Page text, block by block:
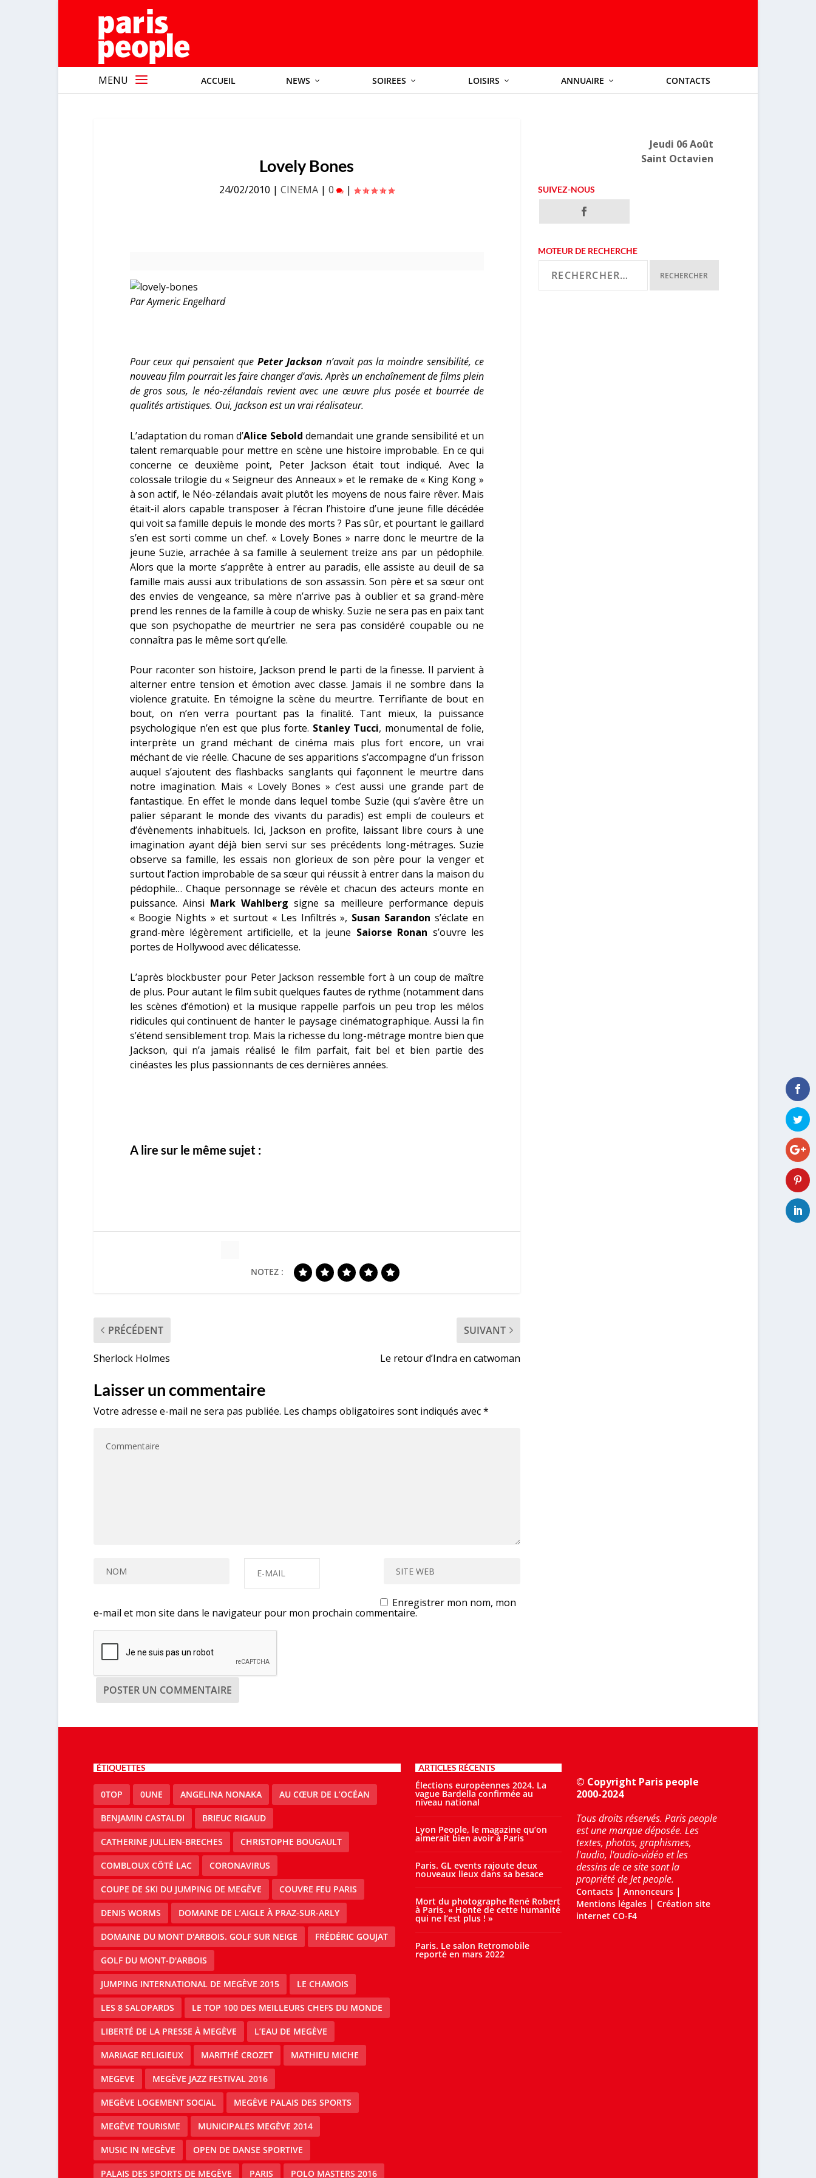
MENU ACCUEIL NEWS SOIREES LOISIRS ANNUAIRE CONTACTS
Lovely Bones
24/02/2010 |CINEMA |0 |
Par Aymeric Engelhard
Pour ceux qui pensaient que Peter Jackson n’avait pas la moindre sensibilité, ce
nouveau film pourrait les faire changer d’avis. Après un enchaînement de films plein
de gros sous, le néo-zélandais revient avec une œuvre plus posée et bourrée de
qualités artistiques. Oui, Jackson est un vrai réalisateur.
L’adaptation du roman d’Alice Sebold demandait une grande sensibilité et un
talent remarquable pour mettre en scène une histoire improbable. En ce qui
concerne ce deuxième point, Peter Jackson était tout indiqué. Avec la
colossale trilogie du « Seigneur des Anneaux » et le remake de « King Kong »
à son actif, le Néo-zélandais avait plutôt les moyens de nous faire rêver. Mais
était-il alors capable transposer à l’écran l’histoire d’une jeune fille décédée
qui voit sa famille depuis le monde des morts ? Pas sûr, et pourtant le gaillard
s’en est sorti comme un chef. « Lovely Bones » narre donc le meurtre de la
jeune Suzie, arrachée à sa famille à seulement treize ans par un pédophile.
Alors que la morte s’apprête à entrer au paradis, elle assiste au deuil de sa
famille mais aussi aux tribulations de son assassin. Son père et sa sœur ont
des envies de vengeance, sa mère n’arrive pas à oublier et sa grand-mère
prend les rennes de la famille à coup de whisky. Suzie ne sera pas en paix tant
que son psychopathe de meurtrier ne sera pas considéré coupable ou ne
connaîtra pas le même sort qu’elle.
Pour raconter son histoire, Jackson prend le parti de la finesse. Il parvient à
alterner entre tension et émotion avec classe. Jamais il ne sombre dans la
violence gratuite. En témoigne la scène du meurtre. Terrifiante de bout en
bout, on n’en verra pourtant pas la finalité. Tant mieux, la puissance
psychologique n’en est que plus forte. Stanley Tucci, monumental de folie,
interprète un grand méchant de cinéma mais plus fort encore, un vrai
méchant de vie réelle. Chacune de ses apparitions s’accompagne d’un frisson
auquel s’ajoutent des flashbacks sanglants qui façonnent le meurtre dans
notre imagination. Mais « Lovely Bones » c’est aussi une grande part de
fantastique. En effet le monde dans lequel tombe Suzie (qui s’avère être un
palier séparant le monde des vivants du paradis) est empli de couleurs et
d’évènements inhabituels. Ici, Jackson en profite, laissant libre cours à une
imagination ayant déjà bien servi sur ses précédents long-métrages. Suzie
observe sa famille, les essais non glorieux de son père pour la venger et
surtout l’action improbable de sa sœur qui réussit à entrer dans la maison du
pédophile… Chaque personnage se révèle et chacun des acteurs monte en
puissance. Ainsi Mark Wahlberg signe sa meilleure performance depuis
« Boogie Nights » et surtout « Les Infiltrés », Susan Sarandon s’éclate en
grand-mère légèrement artificielle, et la jeune Saiorse Ronan s’ouvre les
portes de Hollywood avec délicatesse.
L’après blockbuster pour Peter Jackson ressemble fort à un coup de maître
de plus. Pour autant le film subit quelques fautes de rythme (notamment dans
les scènes d’émotion) et la musique rappelle parfois un peu trop les mélos
ridicules qui continuent de hanter le paysage cinématographique. Aussi la fin
s’étend sensiblement trop. Mais la richesse du long-métrage montre bien que
Jackson, qui n’a jamais réalisé le film parfait, fait bel et bien partie des
cinéastes les plus passionnants de ces dernières années.
A lire sur le même sujet :
NOTEZ :
PRÉCÉDENT
Sherlock Holmes
SUIVANT
Le retour d’Indra en catwoman
Laisser un commentaire
Votre adresse e-mail ne sera pas publiée. Les champs obligatoires sont indiqués avec*
Enregistrer mon nom, mon
e-mail et mon site dans le navigateur pour mon prochain commentaire.
Jeudi 06 Août
Saint Octavien
SUIVEZ-NOUS
MOTEUR DE RECHERCHE
ÉTIQUETTES
0TOP 0UNE ANGELINA NONAKA AU CŒUR DE L’OCÉAN
BENJAMIN CASTALDI BRIEUC RIGAUD
CATHERINE JULLIEN-BRECHES CHRISTOPHE BOUGAULT
COMBLOUX CÔTÉ LAC CORONAVIRUS
COUPE DE SKI DU JUMPING DE MEGÈVE COUVRE FEU PARIS
DENIS WORMS DOMAINE DE L’AIGLE À PRAZ-SUR-ARLY
DOMAINE DU MONT D'ARBOIS. GOLF SUR NEIGE FRÉDÉRIC GOUJAT
GOLF DU MONT-D'ARBOIS
JUMPING INTERNATIONAL DE MEGÈVE 2015 LE CHAMOIS
LES 8 SALOPARDS LE TOP 100 DES MEILLEURS CHEFS DU MONDE
LIBERTÉ DE LA PRESSE À MEGÈVE L’EAU DE MEGÈVE
MARIAGE RELIGIEUX MARITHÉ CROZET MATHIEU MICHE
MEGEVE MEGÈVE JAZZ FESTIVAL 2016
MEGÈVE LOGEMENT SOCIAL MEGÈVE PALAIS DES SPORTS
MEGÈVE TOURISME MUNICIPALES MEGÈVE 2014
MUSIC IN MEGÈVE OPEN DE DANSE SPORTIVE
PALAIS DES SPORTS DE MEGÈVE PARIS POLO MASTERS 2016
ARTICLES RÉCENTS
Élections européennes 2024. La
vague Bardella confirmée au
niveau national
Lyon People, le magazine qu’on
aimerait bien avoir à Paris
Paris. GL events rajoute deux
nouveaux lieux dans sa besace
Mort du photographe René Robert
à Paris. « Honte de cette humanité
qui ne l’est plus ! »
Paris. Le salon Retromobile
reporté en mars 2022
© Copyright Paris people
2000-2024
Tous droits réservés. Paris people
est une marque déposée. Les
textes, photos, graphismes,
l'audio, l'audio-vidéo et les
dessins de ce site sont la
propriété de Jet people.
Contacts |Annonceurs |
Mentions légales |Création site
internet CO-F4